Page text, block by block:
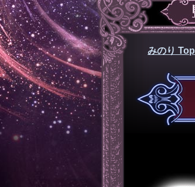
みのり Top